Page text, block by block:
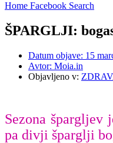
Home Facebook Search
ŠPARGLJI:
Datum objave: 15
Avtor: Moia.in
Objavljeno v:
Sezona špargljev
pa divji šparglji